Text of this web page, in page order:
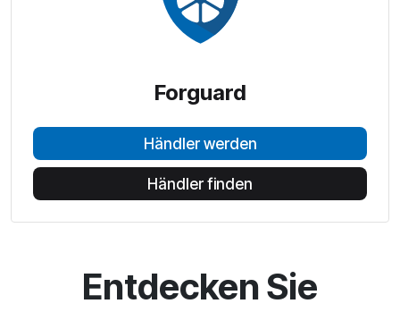
Forguard
Händler werden
Händler finden
Entdecken Sie